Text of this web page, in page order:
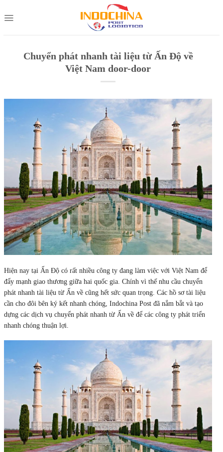
to
Chuyển phát nhanh tài liệu từ Ấn Độ về
Việt Nam door-door
Hiện nay tại Ấn Độ có rất nhiều công ty đang làm việc với Việt Nam để
đẩy mạnh giao thương giữa hai quốc gia. Chính vì thế nhu cầu chuyển
phát nhanh tài liệu từ Ấn về cũng hết sức quan trọng. Các hồ sơ tài liệu
cần cho đôi bên ký kết nhanh chóng, Indochina Post đã nắm bắt và tạo
dựng các dịch vụ chuyển phát nhanh từ Ấn về để các công ty phát triển
nhanh chóng thuận lợi.